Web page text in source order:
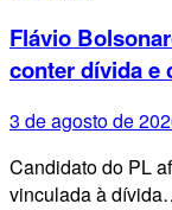
Flávio
conter dívida e
3 de agosto de
Candidato do PL
vinculada à